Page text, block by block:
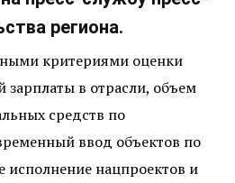
региона.
критериями оценки
зарплаты в отрасли, объем
средств по
ввод объектов по
исполнение нацпроектов и